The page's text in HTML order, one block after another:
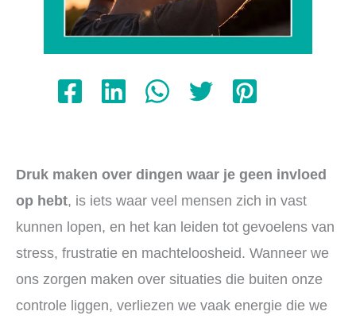
Druk maken over dingen waar je geen invloed
op hebt, is iets waar veel mensen zich in vast
kunnen lopen, en het kan leiden tot gevoelens van
stress, frustratie en machteloosheid. Wanneer we
ons zorgen maken over situaties die buiten onze
controle liggen, verliezen we vaak energie die we